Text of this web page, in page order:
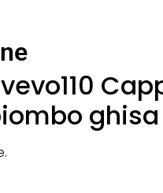
ghisa